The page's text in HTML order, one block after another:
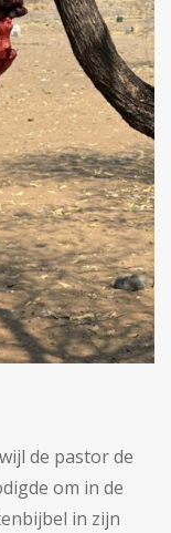
de pastor de
om in de
in zijn